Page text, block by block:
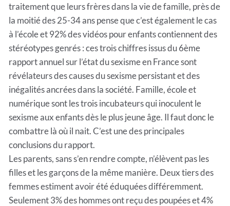
traitement que leurs frères dans la vie de famille, près de
la moitié des 25-34 ans pense que c’est également le cas
à l’école et 92% des vidéos pour enfants contiennent des
stéréotypes genrés : ces trois chiffres issus du 6ème
rapport annuel sur l’état du sexisme en France sont
révélateurs des causes du sexisme persistant et des
inégalités ancrées dans la société. Famille, école et
numérique sont les trois incubateurs qui inoculent le
sexisme aux enfants dès le plus jeune âge. Il faut donc le
combattre là où il nait. C’est une des principales
conclusions du rapport.
Les parents, sans s’en rendre compte, n’élèvent pas les
filles et les garçons de la même manière. Deux tiers des
femmes estiment avoir été éduquées différemment.
Seulement 3% des hommes ont reçu des poupées et 4%